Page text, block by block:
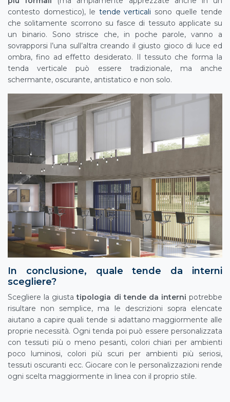
contesto domestico), le tende verticali sono quelle tende
che solitamente scorrono su fasce di tessuto applicate su
un binario. Sono strisce che, in poche parole, vanno a
sovrapporsi l’una sull’altra creando il giusto gioco di luce ed
ombra, fino ad effetto desiderato. Il tessuto che forma la
tenda verticale può essere tradizionale, ma anche
schermante, oscurante, antistatico e non solo.
In conclusione, quale tende da interni
scegliere?
Scegliere la giustatipologia di tende da interni potrebbe
risultare non semplice, ma le descrizioni sopra elencate
aiutano a capire quali tende si adattano maggiormente alle
proprie necessità. Ogni tenda poi può essere personalizzata
con tessuti più o meno pesanti, colori chiari per ambienti
poco luminosi, colori più scuri per ambienti più seriosi,
tessuti oscuranti ecc. Giocare con le personalizzazioni rende
ogni scelta maggiormente in linea con il proprio stile.